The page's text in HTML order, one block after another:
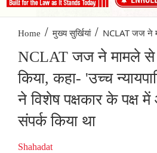
Home / मुख्य सुर्खियां / NCLAT जज ने
NCLAT जज ने मामले
किया, कहा- 'उच्च
ने विशेष पक्षकार के पक्ष
संपर्क किया था
Shahadat